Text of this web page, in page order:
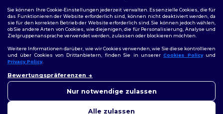
Allgemeine Geschäftsbedingungen|Personalisierungsrichtlinien
|
Datenschutzbestimmungen
Berlin|Hamburg|München|Köln|Frankfurt|Essen|Dortmund|
|Bremen
Sie können Ihre Cookie-Einstellungen jederzeit verwalten. Essenzielle Cookies, die für
das Funktionieren der Website erforderlich sind, können nicht deaktiviert werden, da
sie für den korrekten Betrieb der Website erforderlich sind. Sie können jedoch wählen,
ob Sie andere Arten von Cookies, wie diejenigen, die für Personalisierung, Analyse und
Zielgruppenansprache verwendet werden, zulassen oder blockieren möchten.
Weitere Informationen darüber, wie wir Cookies verwenden, wie Sie diese kontrollieren
und über Cookies von Drittanbietern, finden Sie in unsererCookies Policyund
Privacy Policy.
Bewertungspräferenzen
Nur notwendige zulassen
Alle zulassen
uns jederzeit kontaktieren.
Ihnen zu helfen.